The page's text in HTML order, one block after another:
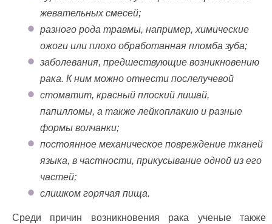
жевательных смесей;
разного рода травмы, например, химические
ожоги или плохо обработанная пломба зуба;
заболевания, предшествующие возникновению
рака. К ним можно отнести послелучевой
стоматит, красный плоский лишай,
папилломы, а также лейкоплакию и разные
формы волчанки;
постоянное механическое повреждение тканей
языка, в частности, прикусывание одной из его
частей;
слишком горячая пища.
Среди причин возникновения рака ученые также